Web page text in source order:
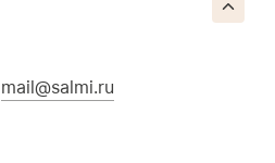
mail@salmi.ru